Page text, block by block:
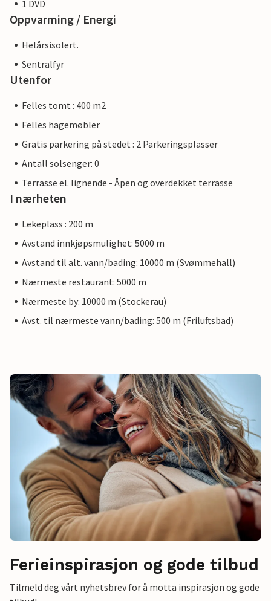
1 DVD
Oppvarming / Energi
Helårsisolert.
Sentralfyr
Utenfor
Felles tomt : 400 m2
Felles hagemøbler
Gratis parkering på stedet : 2 Parkeringsplasser
Antall solsenger: 0
Terrasse el. lignende - Åpen og overdekket terrasse
I nærheten
Lekeplass : 200 m
Avstand innkjøpsmulighet: 5000 m
Avstand til alt. vann/bading: 10000 m (Svømmehall)
Nærmeste restaurant: 5000 m
Nærmeste by: 10000 m (Stockerau)
Avst. til nærmeste vann/bading: 500 m (Friluftsbad)
Ferieinspirasjon og gode tilbud
Tilmeld deg vårt nyhetsbrev for å motta inspirasjon og gode